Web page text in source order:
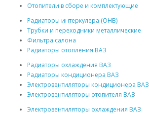
Отопители в сборе и комплектующие
Радиаторы интеркулера (ОНВ)
Трубки и переходники металлические
Фильтра салона
Радиаторы отопления ВАЗ
Радиаторы охлаждения ВАЗ
Радиаторы кондиционера ВАЗ
Электровентиляторы кондиционера ВАЗ
Электровентиляторы отопителя ВАЗ
Электровентиляторы охлаждения ВАЗ